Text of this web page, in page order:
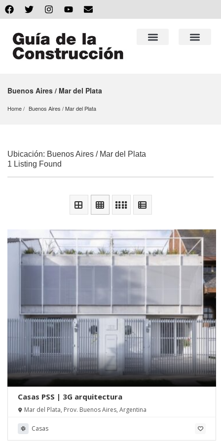
Buenos Aires / Mar del Plata
Home Buenos Aires / Mar del Plata
Ubicación: Buenos Aires / Mar del Plata
1 Listing Found
Casas PSS | 3G arquitectura
Mar del Plata, Prov. Buenos Aires, Argentina
Casas